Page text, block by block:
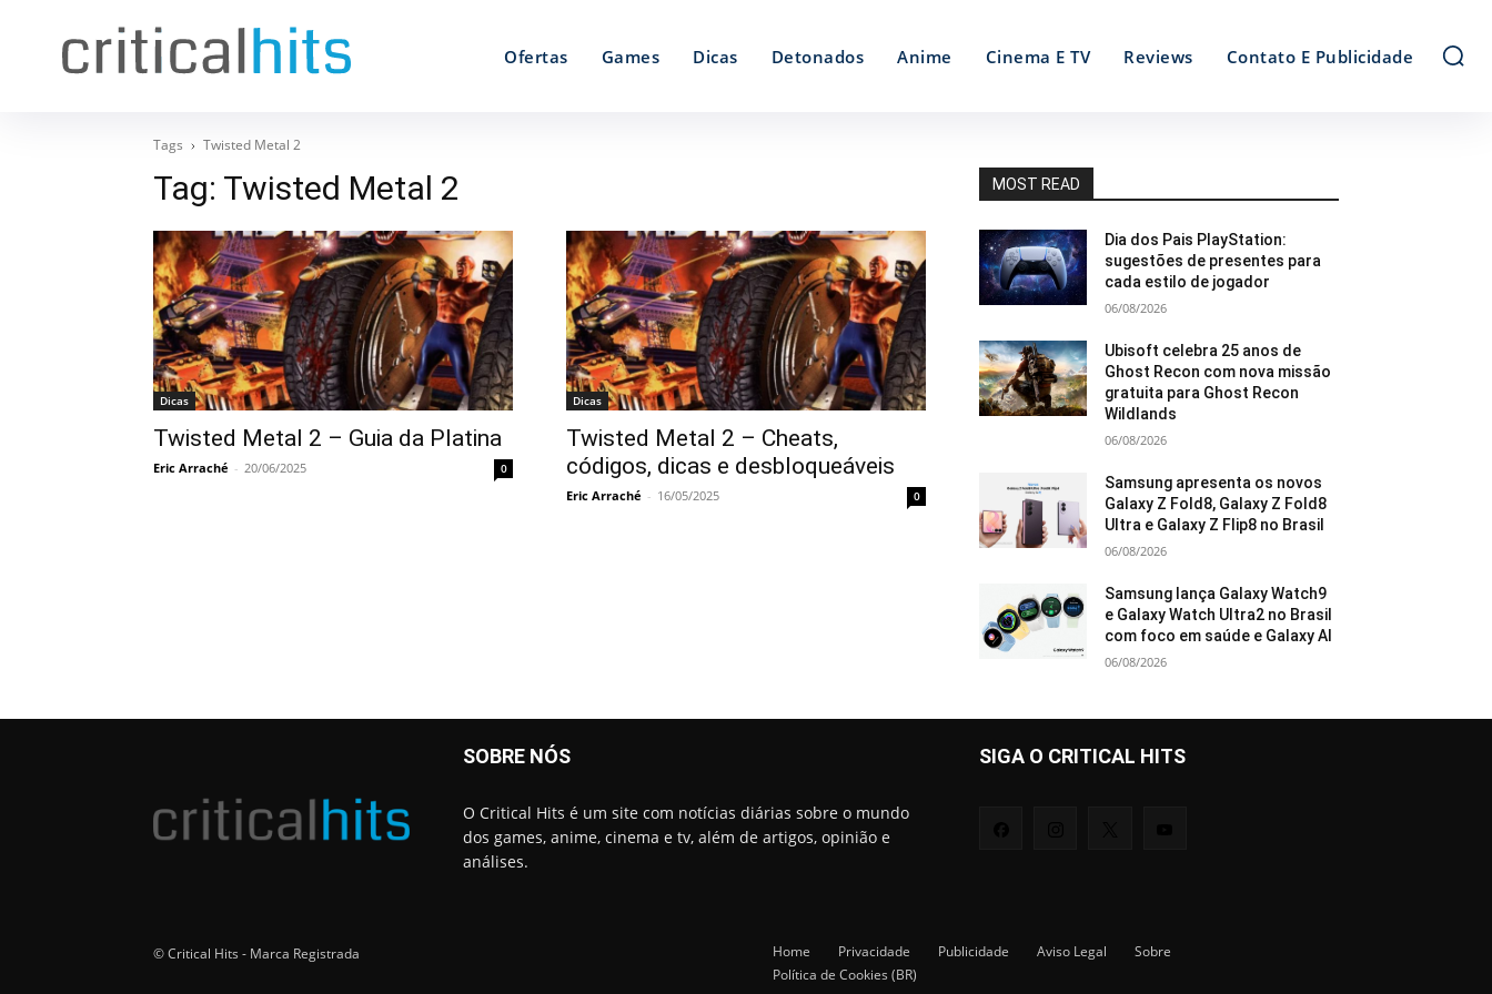
Ofertas Games Dicas Detonados Anime Cinema E TV Reviews Contato E Publicidade
Tags Twisted Metal 2
Tag: Twisted Metal 2
Dicas
Twisted Metal 2 – Guia da Platina
Eric Arraché - 20/06/2025 0
Dicas
Twisted Metal 2 – Cheats,
códigos, dicas e desbloqueáveis
Eric Arraché - 16/05/2025 0
MOST READ
Dia dos Pais PlayStation:
sugestões de presentes para
cada estilo de jogador
06/08/2026
Ubisoft celebra 25 anos de
Ghost Recon com nova missão
gratuita para Ghost Recon
Wildlands
06/08/2026
Samsung apresenta os novos
Galaxy Z Fold8, Galaxy Z Fold8
Ultra e Galaxy Z Flip8 no Brasil
06/08/2026
Samsung lança Galaxy Watch9
e Galaxy Watch Ultra2 no Brasil
com foco em saúde e Galaxy AI
06/08/2026
SOBRE NÓS
O Critical Hits é um site com notícias diárias sobre o mundo
dos games, anime, cinema e tv, além de artigos, opinião e
análises.
SIGA O CRITICAL HITS
© Critical Hits - Marca Registrada Home Privacidade Publicidade Aviso Legal
Sobre
Política de Cookies (BR)